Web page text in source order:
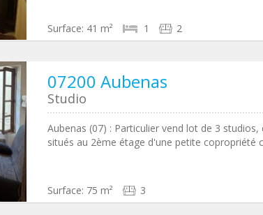
Surface: 41 m² 1 2
07200 Aubenas
Studio
Aubenas (07) : Particulier vend lot de 3
situés au 2ème étage d'une petite copropriété
Surface: 75 m² 3